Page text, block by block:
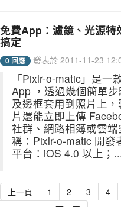
免費App：濾鏡、光源
搞定
0 回應 發表於 2011-11-23
「Pixlr-o-matic」是
App ，透過幾個簡單
及邊框套用到照片上
片還能立即上傳
社群、網路相簿或雲
稱：Pixlr-o-matic 開發
平台：iOS 4.0 以上；
上一頁 1 2 3 4